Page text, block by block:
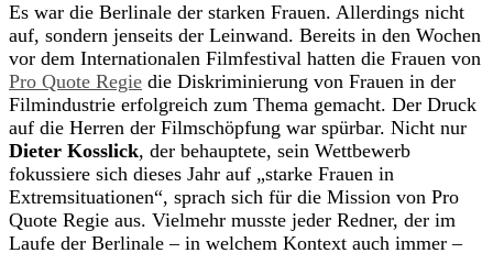
Es war die Berlinale der starken Frauen. Allerdings nicht
auf, sondern jenseits der Leinwand. Bereits in den Wochen
vor dem Internationalen Filmfestival hatten die Frauen von
Pro Quote Regie die Diskriminierung von Frauen in der
Filmindustrie erfolgreich zum Thema gemacht. Der Druck
auf die Herren der Filmschöpfung war spürbar. Nicht nur
Dieter Kosslick, der behauptete, sein Wettbewerb
fokussiere sich dieses Jahr auf „starke Frauen in
Extremsituationen“, sprach sich für die Mission von Pro
Quote Regie aus. Vielmehr musste jeder Redner, der im
Laufe der Berlinale – in welchem Kontext auch immer –